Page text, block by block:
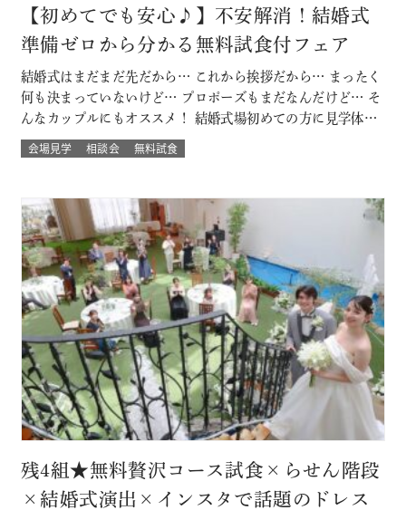
【初めてでも安心♪】不安解消！結婚式
準備ゼロから分かる無料試食付フェア
結婚式はまだまだ先だから… これから挨拶だから… まったく
何も決まっていないけど… プロポーズもまだなんだけど… そ
んなカップルにもオススメ！ 結婚式場初めての方に見学体験
ウェディング試食も結婚式の挙式体験も披露宴演出体験
も！！ いろいろな体験が気軽にできるよくばりフェア♪ 結婚
当日の過ごし方も体験して…
会場見学 相談会 無料試食
残4組★無料贅沢コース試食×らせん階段
×結婚式演出×インスタで話題のドレス